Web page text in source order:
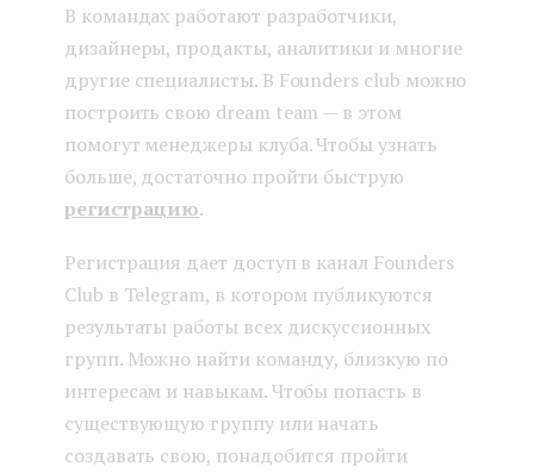
В командах работают разработчики,
дизайнеры, продакты, аналитики и многие
другие специалисты. В Founders club можно
построить свою dream team — в этом
помогут менеджеры клуба. Чтобы узнать
больше, достаточно пройти быструю
регистрацию.
Регистрация дает доступ в канал Founders
Club в Telegram, в котором публикуются
результаты работы всех дискуссионных
групп. Можно найти команду, близкую по
интересам и навыкам. Чтобы попасть в
существующую группу или начать
создавать свою, понадобится пройти